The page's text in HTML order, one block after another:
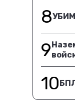
8
9
10